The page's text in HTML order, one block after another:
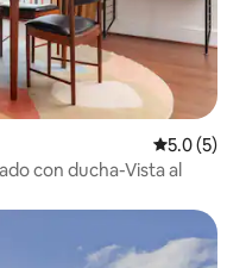
5.0 (5)
con ducha-Vista al